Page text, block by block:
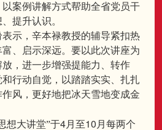
案例讲解方式帮助全省党员干
提升认识。
示，辛本禄教授的辅导紧扣热
、启示深远。要以此次讲座为
，进一步增强提能力、转作
行动自觉，以踏踏实实、扎扎
风，更好地把冰天雪地变成金
想大讲堂”于4月至10 月每两个